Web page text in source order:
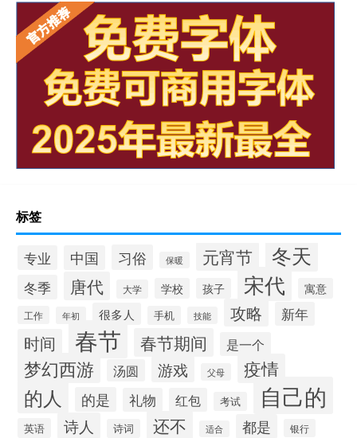
标签
专业 中国 习俗 保暖 元宵节 冬天
冬季 唐代 大学 学校 孩子 宋代 寓意
工作 年初 很多人 手机 技能 攻略 新年
时间 春节 春节期间 是一个
梦幻西游 汤圆 游戏 父母 疫情
的人 的是 礼物 红包 考试 自己的
英语 诗人 诗词 还不 适合 都是 银行